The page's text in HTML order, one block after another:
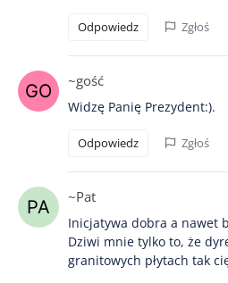
Odpowiedz Zgłoś
~gość
Widzę Panię Prezydent:).
Odpowiedz Zgłoś
~Pat
Inicjatywa dobra a nawet
Dziwi mnie tylko to, że
granitowych płytach tak